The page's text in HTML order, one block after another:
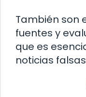
También son
fuentes y
que es
noticias